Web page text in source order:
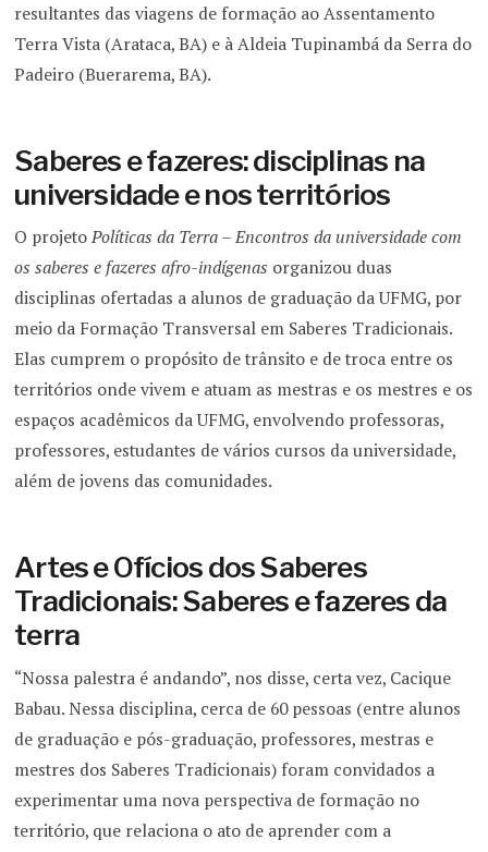
resultantes das viagens de formação ao Assentamento
Terra Vista (Arataca, BA) e à Aldeia Tupinambá da Serra do
Padeiro (Buerarema, BA).
Saberes e fazeres: disciplinas na
universidade e nos territórios
O projetoPolíticas da Terra–Encontros da universidade com
os saberes e fazeres afro-indígenas organizou duas
disciplinas ofertadas a alunos de graduação da UFMG, por
meio da Formação Transversal em Saberes Tradicionais.
Elas cumprem o propósito de trânsito e de troca entre os
territórios onde vivem e atuam as mestras e os mestres e os
espaços acadêmicos da UFMG, envolvendo professoras,
professores, estudantes de vários cursos da universidade,
além de jovens das comunidades.
Artes e Ofícios dos Saberes
Tradicionais: Saberes e fazeres da
terra
“Nossa palestra é andando”, nos disse, certa vez, Cacique
Babau. Nessa disciplina, cerca de 60 pessoas (entre alunos
de graduação e pós-graduação, professores, mestras e
mestres dos Saberes Tradicionais) foram convidados a
experimentar uma nova perspectiva de formação no
território, que relaciona o ato de aprender com a